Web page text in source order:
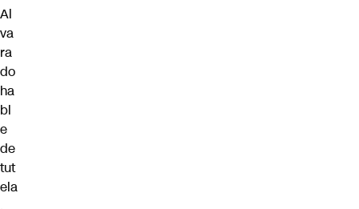
Al
va
ra
do
ha
bl
e
de
tut
ela